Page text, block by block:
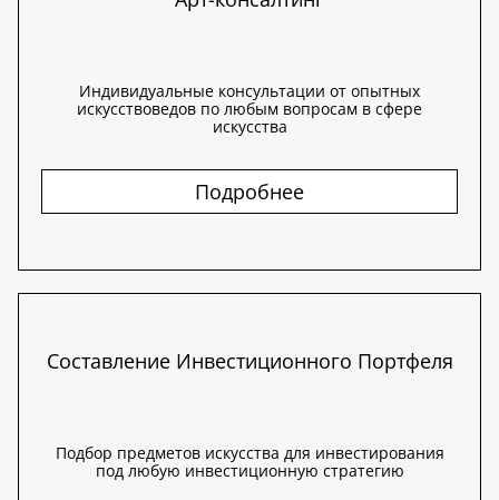
Индивидуальные консультации от опытных
искусствоведов по любым вопросам в сфере
искусства
Подробнее
Составление Инвестиционного Портфеля
Подбор предметов искусства для инвестирования
под любую инвестиционную стратегию